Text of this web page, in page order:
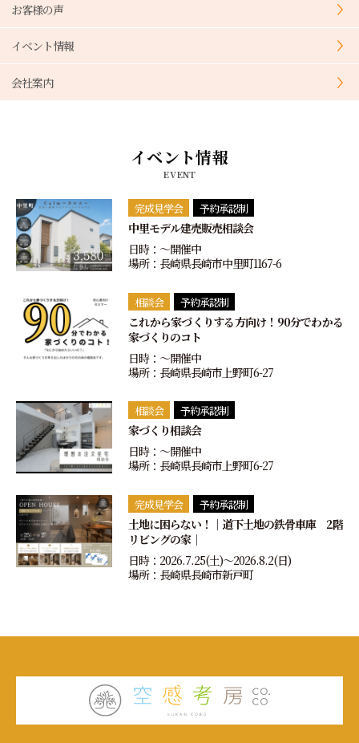
お客様の声
イベント情報
会社案内
イベント情報
EVENT
完成見学会 予約承認制
中里モデル建売販売相談会
日時：〜開催中
場所：長崎県長崎市中里町1167-6
相談会 予約承認制
これから家づくりする方向け！90分でわかる
家づくりのコト
日時：〜開催中
場所：長崎県長崎市上野町6-27
相談会 予約承認制
家づくり相談会
日時：〜開催中
場所：長崎県長崎市上野町6-27
完成見学会 予約承認制
土地に困らない！｜道下土地の鉄骨車庫 2階
リビングの家｜
日時：2026.7.25(土)〜2026.8.2(日)
場所：長崎県長崎市新戸町